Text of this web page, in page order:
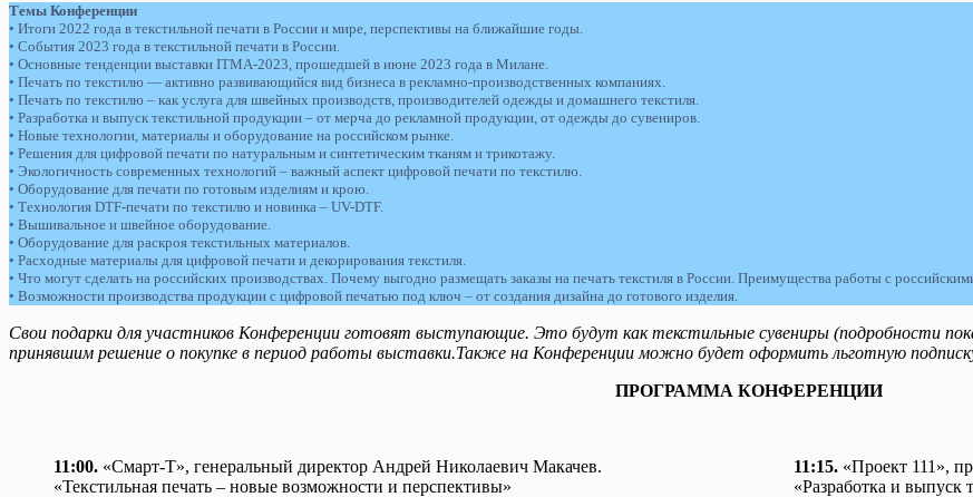
Темы Конференции
• Итоги 2022 года в текстильной печати в России и мире, перспективы на ближайшие годы.
• События 2023 года в текстильной печати в России.
• Основные тенденции выставки ITMA-2023, прошедшей в июне 2023 года в Милане.
• Печать по текстилю — активно развивающийся вид бизнеса в рекламно-производственных компаниях.
• Печать по текстилю – как услуга для швейных производств, производителей одежды и домашнего текстиля.
• Разработка и выпуск текстильной продукции – от мерча до рекламной продукции, от одежды до сувениров.
• Новые технологии, материалы и оборудование на российском рынке.
• Решения для цифровой печати по натуральным и синтетическим тканям и трикотажу.
• Экологичность современных технологий – важный аспект цифровой печати по текстилю.
• Оборудование для печати по готовым изделиям и крою.
• Технология DTF-печати по текстилю и новинка – UV-DTF.
• Вышивальное и швейное оборудование.
• Оборудование для раскроя текстильных материалов.
• Расходные материалы для цифровой печати и декорирования текстиля.
• Что могут сделать на российских производствах. Почему выгодно размещать заказы на печать текстиля в России. Преимущества работы с
• Возможности производства продукции с цифровой печатью под ключ – от создания дизайна до готового изделия.
Свои подарки для участников Конференции готовят выступающие. Это будут как текстильные сувениры (подробности
принявшим решение о покупке в период работы выставки.Также на Конференции можно будет оформить льготную
ПРОГРАММА КОНФЕРЕНЦИИ
11:00. «Смарт-Т», генеральный директор Андрей Николаевич Макачев.
«Текстильная печать – новые возможности и перспективы»
11:15. «Проект 111»,
«Разработка и выпуск